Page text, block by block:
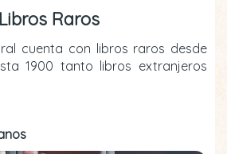
Libros Raros
cuenta con libros raros desde
1900 tanto libros extranjeros